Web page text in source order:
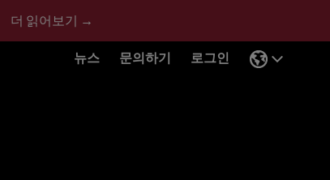
더 읽어보기 →
뉴스 문의하기 로그인